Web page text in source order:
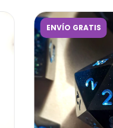
ENVÍO GRATIS